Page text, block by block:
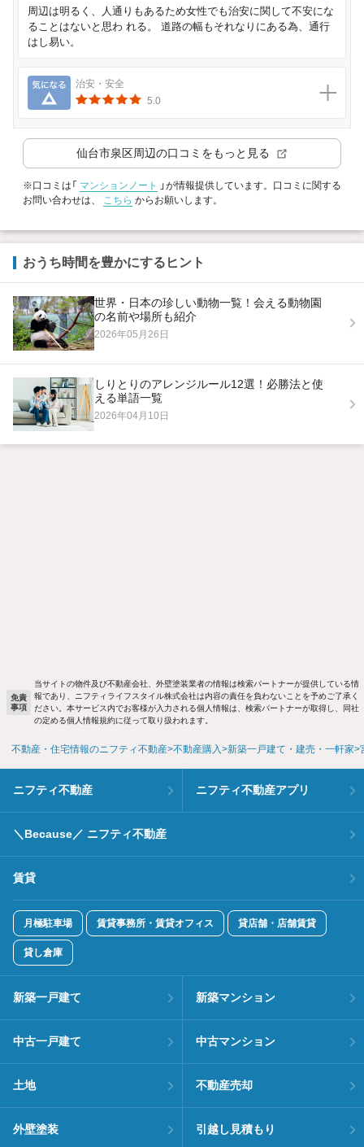
周辺は明るく、人通りもあるため女性でも治安に関して不安にな
ることはないと思わ れる。 道路の幅もそれなりにある為、通行
はし易い。
気になる
治安・安全
5.0
仙台市泉区周辺の口コミをもっと見る
※口コミは「 マンションノート
」が情報提供しています。口コミに関する
お問い合わせは、 こちら からお願いします。
おうち時間を豊かにするヒント
世界・日本の珍しい動物一覧！会える動物園
の名前や場所も紹介
2026年05月26日
しりとりのアレンジルール12選！必勝法と使
える単語一覧
2026年04月10日
免責
事項
当サイトの物件及び不動産会社、外壁塗装業者の情報は検索パートナーが提供している情
報であり、ニフティライフスタイル株式会社は内容の責任を負わないことを予めご了承く
ださい。本サービス内でお客様が入力される個人情報は、検索パートナーが取得し、同社
の定める個人情報規約に従って取り扱われます。
不動産・住宅情報のニフティ不動産 不動産購入 新築一戸建て・建売・一軒家
ニフティ不動産 ニフティ不動産アプリ
＼Because／ ニフティ不動産
賃貸
月極駐車場 賃貸事務所・賃貸オフィス 貸店舗・店舗賃貸
貸し倉庫
新築一戸建て 新築マンション
中古一戸建て 中古マンション
土地 不動産売却
外壁塗装 引越し見積もり